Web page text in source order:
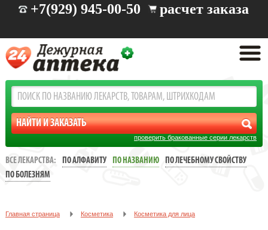
+7(929) 945-00-50 расчет заказа
проверить бракованные серии лекарств
ВСЕ ЛЕКАРСТВА: ПО АЛФАВИТУ ПО НАЗВАНИЮ
ПО ЛЕЧЕБНОМУ СВОЙСТВУ
ПО БОЛЕЗНЯМ
Главная страница Косметика Косметика для лица